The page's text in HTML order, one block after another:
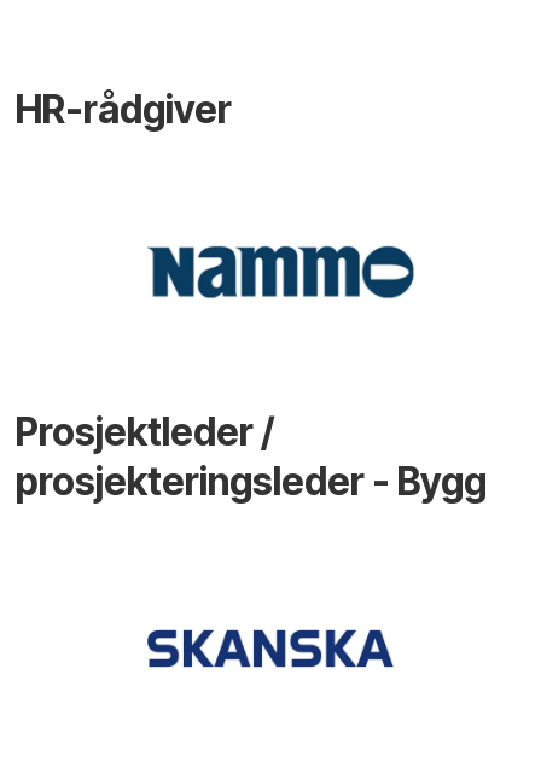
HR-rådgiver
Prosjektleder /
prosjekteringsleder - Bygg